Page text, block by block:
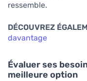
ressemble.
DÉCOUVREZ
davantage
Évaluer ses
meilleure option